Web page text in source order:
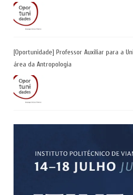
[Oportunidade] Professor Auxiliar para a
área da Antropologia